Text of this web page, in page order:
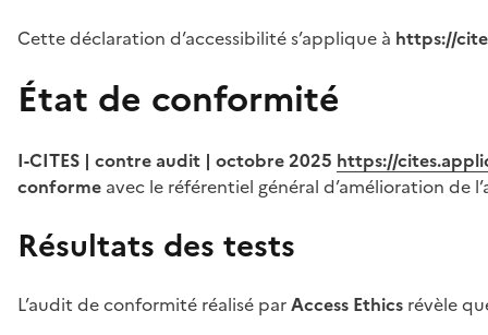
Cette déclaration d’accessibilité s’applique à https://
État de conformité
I-CITES | contre audit | octobre 2025 https://
conforme avec le référentiel général d’amélioration de
Résultats des tests
L’audit de conformité réalisé parAccess Ethics révèle